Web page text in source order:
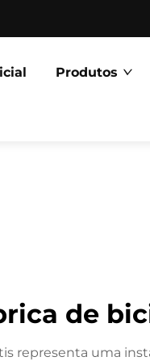
Produtos
de
representa uma